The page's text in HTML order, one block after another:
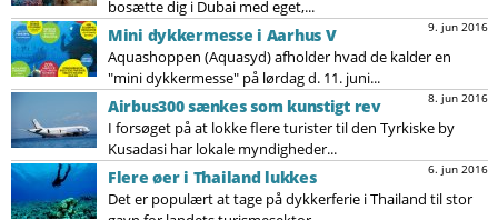
bosætte dig i Dubai med eget,...
9. jun 2016
Mini dykkermesse i Aarhus V
Aquashoppen (Aquasyd) afholder hvad de kalder en
"mini dykkermesse" på lørdag d. 11. juni...
8. jun 2016
Airbus300 sænkes som kunstigt rev
I forsøget på at lokke flere turister til den Tyrkiske by
Kusadasi har lokale myndigheder...
6. jun 2016
Flere øer i Thailand lukkes
Det er populært at tage på dykkerferie i Thailand til stor